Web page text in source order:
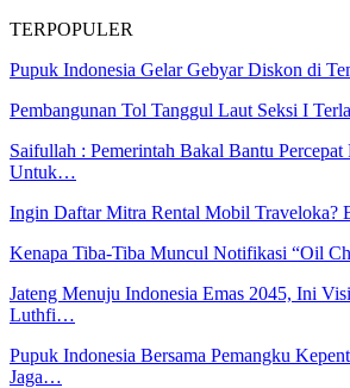
TERPOPULER
Pupuk Indonesia Gelar Gebyar Diskon di
Pembangunan Tol Tanggul Laut Seksi I
Saifullah : Pemerintah Bakal Bantu Percepat
Untuk…
Ingin Daftar Mitra Rental Mobil Traveloka?
Kenapa Tiba-Tiba Muncul Notifikasi “Oil
Jateng Menuju Indonesia Emas 2045, Ini
Luthfi…
Pupuk Indonesia Bersama Pemangku
Jaga…